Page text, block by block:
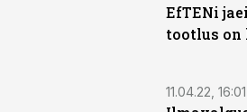
EfTENi
tootlus on
11.04.22, 16:01